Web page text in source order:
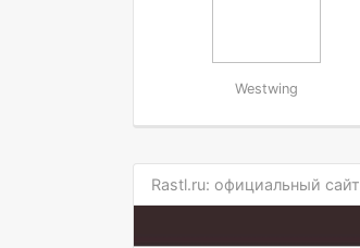
Westwing
Rastl.ru: официальный сайт